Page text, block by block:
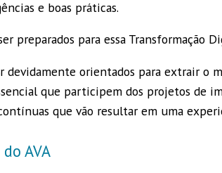
e boas práticas.
preparados para essa Transformação
devidamente orientados para extrair o
que participem dos projetos de
que vão resultar em uma
AVA